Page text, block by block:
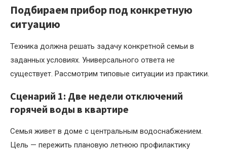
Подбираем прибор под конкретную
ситуацию
Техника должна решать задачу конкретной семьи в
заданных условиях. Универсального ответа не
существует. Рассмотрим типовые ситуации из практики.
Сценарий 1: Две недели отключений
горячей воды в квартире
Семья живет в доме с центральным водоснабжением.
Цель — пережить плановую летнюю профилактику